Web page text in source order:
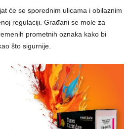
će se sporednim ulicama i obilaznim
regulaciji. Građani se mole za
prometnih oznaka kako bi
što sigurnije.